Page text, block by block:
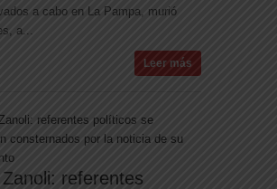
a cabo en La Pampa, murió
a...
Leer más
referentes